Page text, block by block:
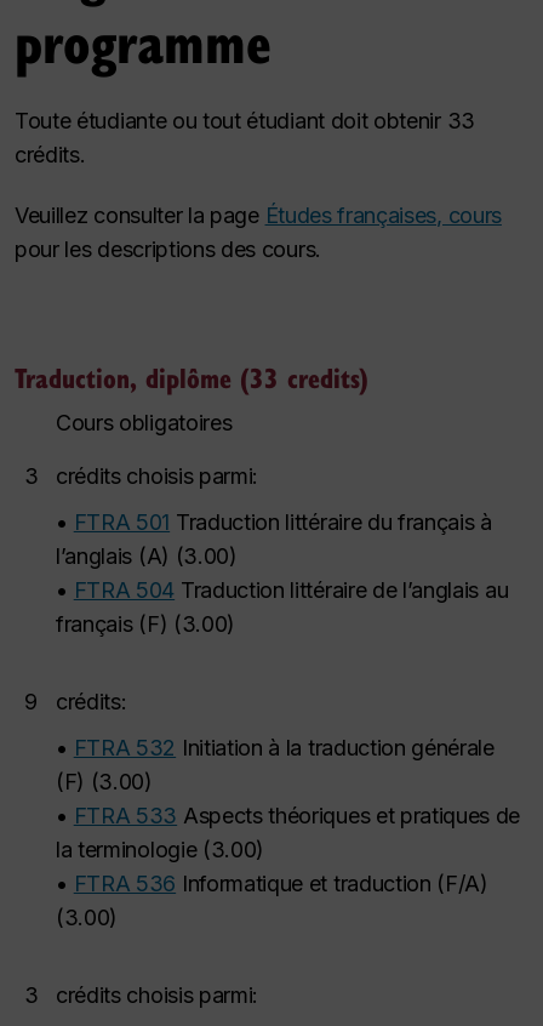
programme
Toute étudiante ou tout étudiant doit obtenir 33
crédits.
Veuillez consulter la page Études françaises, cours
pour les descriptions des cours.
Traduction, diplôme (33 credits)
Cours obligatoires
3
crédits choisis parmi:
• FTRA 501 Traduction littéraire du français à
l’anglais (A) (3.00)
• FTRA 504 Traduction littéraire de l’anglais au
français (F) (3.00)
9
crédits:
• FTRA 532 Initiation à la traduction générale
(F) (3.00)
• FTRA 533 Aspects théoriques et pratiques de
la terminologie(3.00)
• FTRA 536 Informatique et traduction (F/A)
(3.00)
3
crédits choisis parmi: